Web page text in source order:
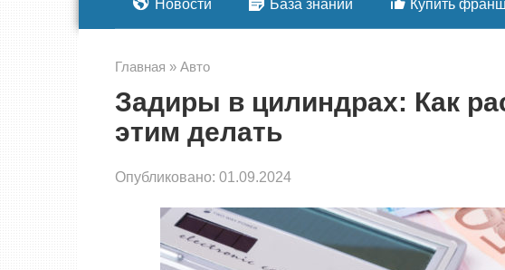
Новости База знаний Купить
Главная » Авто
Задиры в цилиндрах: Как
этим делать
Опубликовано: 01.09.2024